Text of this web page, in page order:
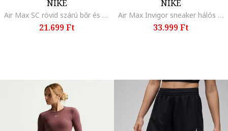
NIKE
Air Max SC rövid szárú bőr és hálós anyagú sneaker
21.699 Ft
NIKE
Air Max Invigor sneaker hálós anyagbetétekkel, Fehér
33.999 Ft